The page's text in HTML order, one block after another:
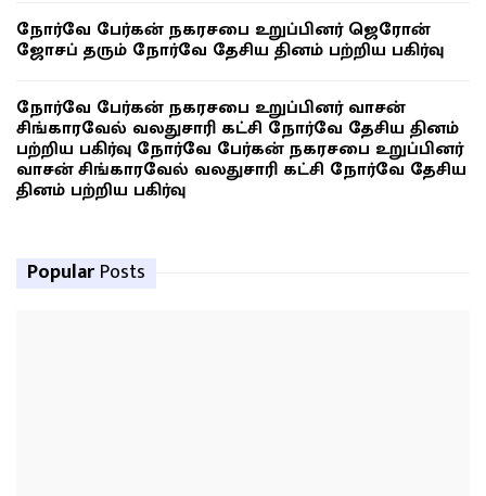
நோர்வே பேர்கன் நகரசபை உறுப்பினர் ஜெரோன்
ஜோசப் தரும் நோர்வே தேசிய தினம் பற்றிய பகிர்வு
நோர்வே பேர்கன் நகரசபை உறுப்பினர் வாசன்
சிங்காரவேல் வலதுசாரி கட்சி நோர்வே தேசிய தினம்
பற்றிய பகிர்வு நோர்வே பேர்கன் நகரசபை உறுப்பினர்
வாசன் சிங்காரவேல் வலதுசாரி கட்சி நோர்வே தேசிய
தினம் பற்றிய பகிர்வு
Popular Posts